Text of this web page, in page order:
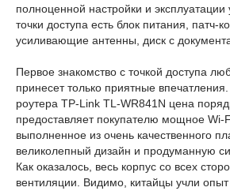
полноценной настройки и
точки доступа есть блок питания, патч-
усиливающие антенны, диск с
Первое знакомство с точкой доступа
принесет только приятные
роутера TP-Link TL-WR841N цена
предоставляет покупателю мощное Wi-
выполненное из очень качественного
великолепный дизайн и продуманную
Как оказалось, весь корпус со всех
вентиляции. Видимо, китайцы учли